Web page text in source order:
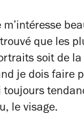
m’intéresse
que les
soit de la
je dois faire
toujours
le visage.